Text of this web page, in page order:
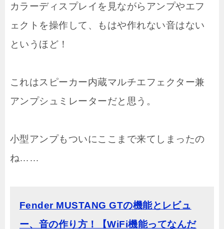
カラーディスプレイを見ながらアンプやエフ
ェクトを操作して、もはや作れない音はない
というほど！
これはスピーカー内蔵マルチエフェクター兼
アンプシュミレーターだと思う。
小型アンプもついにここまで来てしまったの
ね……
Fender MUSTANG GTの機能とレビュ
ー、音の作り方！【WiFi機能ってなんだ